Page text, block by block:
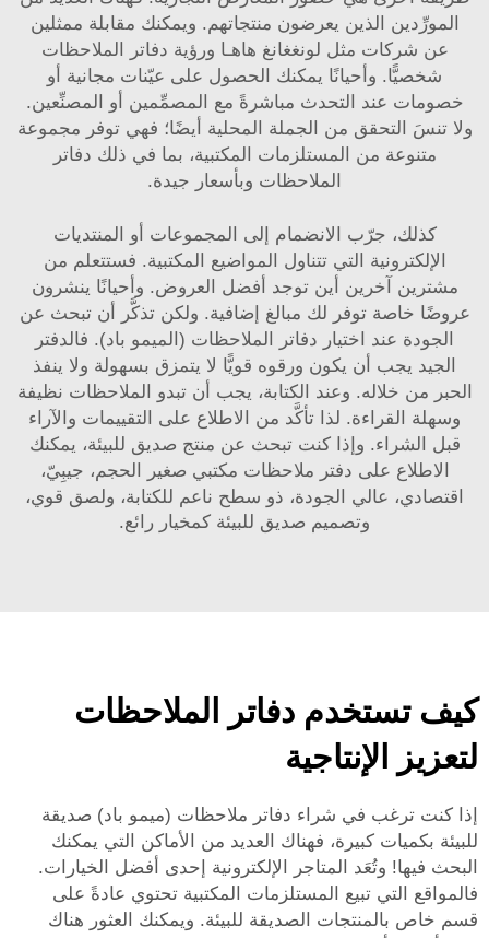
المورِّدين الذين يعرضون منتجاتهم. ويمكنك مقابلة ممثلين
عن شركات مثل لونغغانغ هاهـا ورؤية دفاتر الملاحظات
شخصيًّا. وأحيانًا يمكنك الحصول على عيّنات مجانية أو
خصومات عند التحدث مباشرةً مع المصمِّمين أو المصنِّعين.
ولا تنسَ التحقق من الجملة المحلية أيضًا؛ فهي توفر مجموعة
متنوعة من المستلزمات المكتبية، بما في ذلك دفاتر
الملاحظات وبأسعار جيدة.
كذلك، جرّب الانضمام إلى المجموعات أو المنتديات
الإلكترونية التي تتناول المواضيع المكتبية. فستتعلم من
مشترين آخرين أين توجد أفضل العروض. وأحيانًا ينشرون
عروضًا خاصة توفر لك مبالغ إضافية. ولكن تذكَّر أن تبحث عن
الجودة عند اختيار دفاتر الملاحظات (الميمو باد). فالدفتر
الجيد يجب أن يكون ورقوه قويًّا لا يتمزق بسهولة ولا ينفذ
الحبر من خلاله. وعند الكتابة، يجب أن تبدو الملاحظات نظيفة
وسهلة القراءة. لذا تأكَّد من الاطلاع على التقييمات والآراء
قبل الشراء. وإذا كنت تبحث عن منتج صديق للبيئة، يمكنك
الاطلاع على دفتر ملاحظات مكتبي صغير الحجم، جيبِيّ،
اقتصادي، عالي الجودة، ذو سطح ناعم للكتابة، ولصق قوي،
وتصميم صديق للبيئة كمخيار رائع.
كيف تستخدم دفاتر الملاحظات
لتعزيز الإنتاجية
إذا كنت ترغب في شراء دفاتر ملاحظات (ميمو باد) صديقة
للبيئة بكميات كبيرة، فهناك العديد من الأماكن التي يمكنك
البحث فيها! وتُعَد المتاجر الإلكترونية إحدى أفضل الخيارات.
فالمواقع التي تبيع المستلزمات المكتبية تحتوي عادةً على
قسم خاص بالمنتجات الصديقة للبيئة. ويمكنك العثور هناك